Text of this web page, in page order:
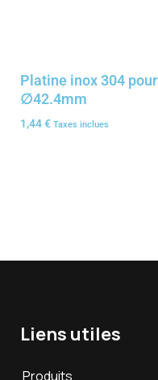
Platine inox 304 pour
∅42.4mm
1,44€ Taxes inclues
Liens utiles
Produits